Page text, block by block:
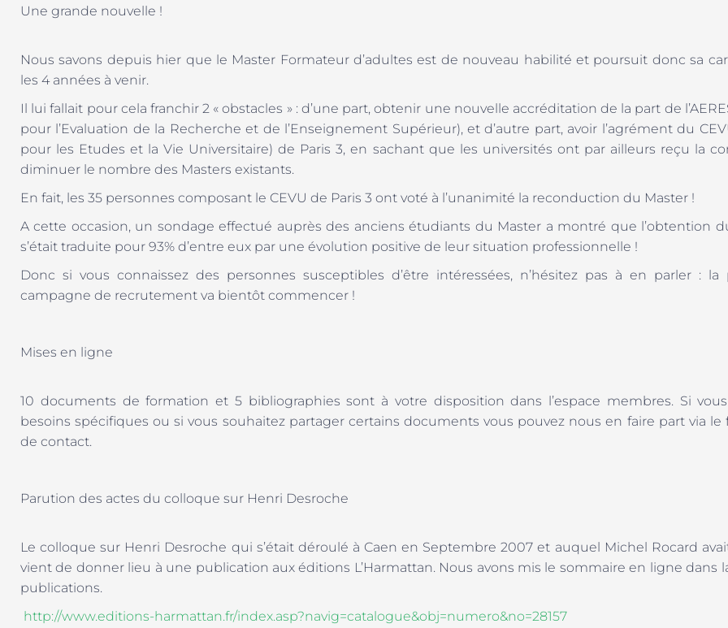
Une grande nouvelle !
Nous savons depuis hier que le Master Formateur d’adultes est de nouveau habilité et poursuit donc sa
les 4 années à venir.
Il lui fallait pour cela franchir 2 « obstacles » : d’une part, obtenir une nouvelle accréditation de la part de
pour l’Evaluation de la Recherche et de l’Enseignement Supérieur), et d’autre part, avoir l’agrément du
pour les Etudes et la Vie Universitaire) de Paris 3, en sachant que les universités ont par ailleurs reçu la
diminuer le nombre des Masters existants.
En fait, les 35 personnes composant le CEVU de Paris 3 ont voté à l’unanimité la reconduction du Master !
A cette occasion, un sondage effectué auprès des anciens étudiants du Master a montré que l’obtention
s’était traduite pour 93% d’entre eux par une évolution positive de leur situation professionnelle !
Donc si vous connaissez des personnes susceptibles d’être intéressées, n’hésitez pas à en parler : la
campagne de recrutement va bientôt commencer !
Mises en ligne
10 documents de formation et 5 bibliographies sont à votre disposition dans l’espace membres. Si
besoins spécifiques ou si vous souhaitez partager certains documents vous pouvez nous en faire part via le
de contact.
Parution des actes du colloque sur Henri Desroche
Le colloque sur Henri Desroche qui s’était déroulé à Caen en Septembre 2007 et auquel Michel Rocard
vient de donner lieu à une publication aux éditions L’Harmattan. Nous avons mis le sommaire en ligne dans
publications.
http://www.editions-harmattan.fr/index.asp?navig=catalogue&obj=numero&no=28157